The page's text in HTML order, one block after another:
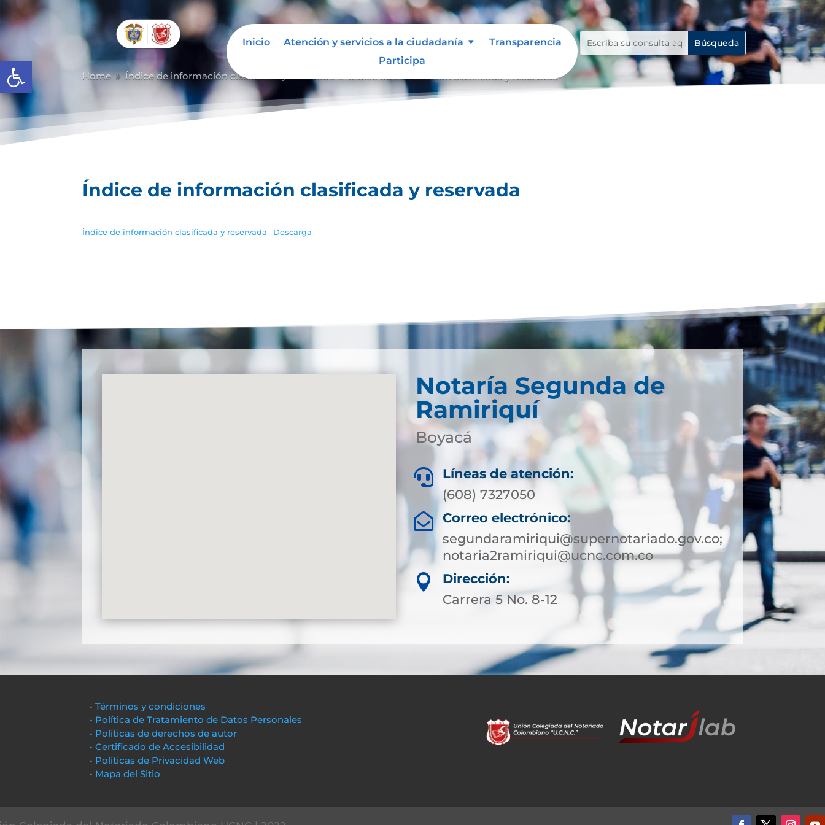
Abrir barra de herramientas
Inicio Atención y servicios a la ciudadanía
Transparencia
Participa
Home 9 Índice de información clasificada y reservada Índice de información clasificada y reservada
Índice de información clasificada y reservada
Índice de información clasificada y reservada Descarga
Notaría Segunda de
Ramiriquí
Boyacá

Líneas de atención:
(608) 7327050

Correo electrónico:
segundaramiriqui@supernotariado.gov.co;
notaria2ramiriqui@ucnc.com.co

Dirección:
Carrera 5 No. 8-12
• Términos y condiciones
• Política de Tratamiento de Datos Personales
• Políticas de derechos de autor
• Certificado de Accesibilidad
• Políticas de Privacidad Web
• Mapa del Sitio